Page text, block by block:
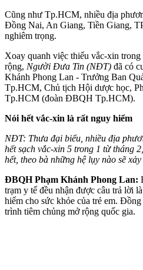
Cũng như Tp.HCM, nhiều địa
Đồng Nai, An Giang, Tiền Giang,
nghiêm trọng.
Xoay quanh việc thiếu vắc-xin
rộng, Người Đưa Tin (NĐT) đã có
Khánh Phong Lan - Trưởng Ban
Tp.HCM, Chủ tịch Hội dược học,
Tp.HCM (đoàn ĐBQH Tp.HCM).
Nói hết vắc-xin là rất nguy hiểm
NĐT: Thưa đại biểu, nhiều địa
hết sạch vắc-xin 5 trong 1 từ tháng
hết, theo bà những hệ lụy nào sẽ
ĐBQH Phạm Khánh Phong Lan:
trạm y tế đều nhận được câu trả lời
hiểm cho sức khỏe của trẻ em.
trình tiêm chủng mở rộng quốc gia.